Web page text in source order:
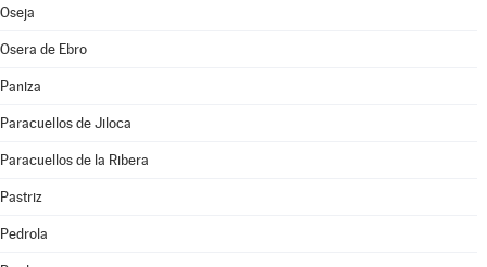
Oseja
Osera de Ebro
Paniza
Paracuellos de Jiloca
Paracuellos de la Ribera
Pastriz
Pedrola